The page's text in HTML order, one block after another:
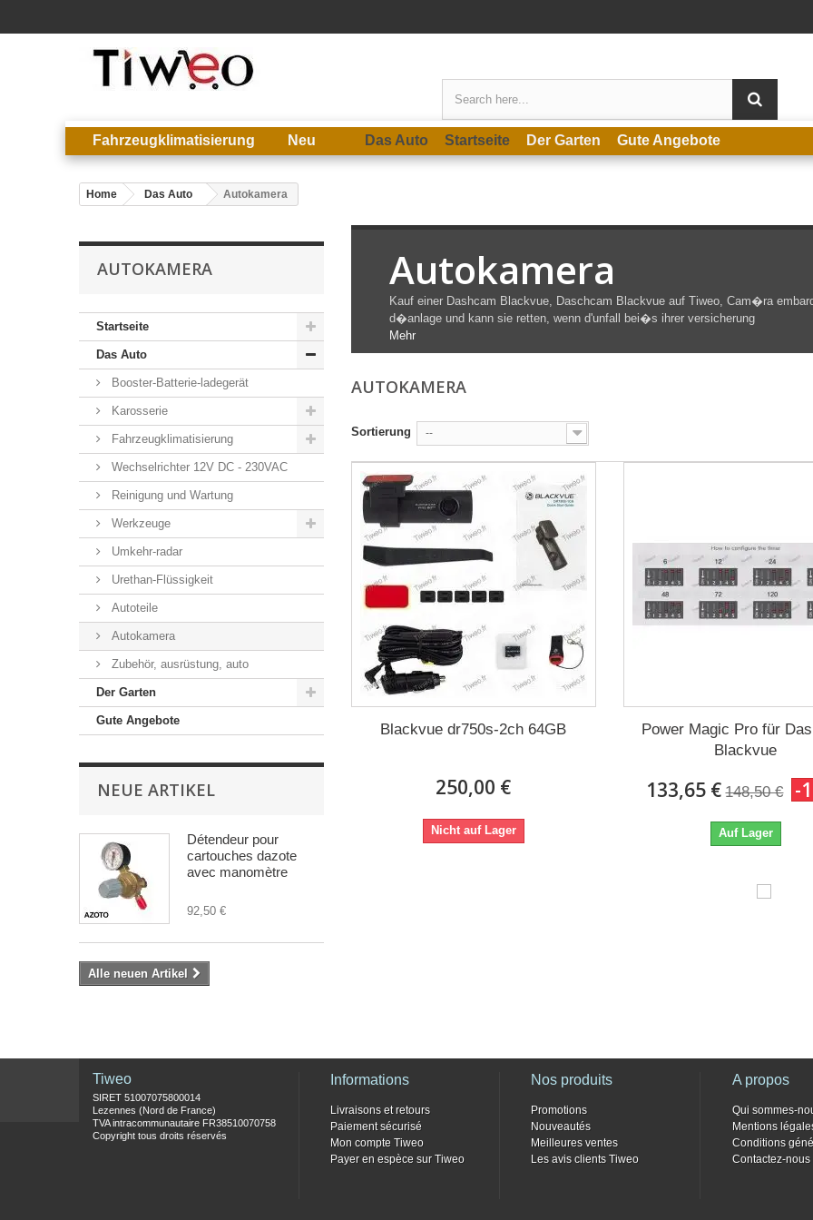
Fahrzeugklimatisierung Neu Das Auto Startseite Der Garten Gute Angebote
Home Das Auto Autokamera
AUTOKAMERA
Startseite
Das Auto
Booster-Batterie-ladegerät
Karosserie
Fahrzeugklimatisierung
Wechselrichter 12V DC - 230VAC
Reinigung und Wartung
Werkzeuge
Umkehr-radar
Urethan-Flüssigkeit
Autoteile
Autokamera
Zubehör, ausrüstung, auto
Der Garten
Gute Angebote
NEUE ARTIKEL
Détendeur pour
cartouches dazote
avec manomètre
92,50 €
Alle neuen Artikel
Autokamera
Kauf einer Dashcam Blackvue, Daschcam Blackvue auf Tiweo, Cam�ra
d�anlage und kann sie retten, wenn d'unfall bei�s ihrer versicherung
Mehr
AUTOKAMERA
Sortierung --
Blackvue dr750s-2ch 64GB
250,00 €
Nicht auf Lager
Power Magic Pro für
Blackvue
133,65 € 148,50 € -
Auf Lager
Tiweo
SIRET 51007075800014
Lezennes (Nord de France)
TVA intracommunautaire FR38510070758
Copyright tous droits réservés
Informations
Livraisons et retours
Paiement sécurisé
Mon compte Tiweo
Payer en espèce sur Tiweo
Nos produits
Promotions
Nouveautés
Meilleures ventes
Les avis clients Tiweo
A propos
Qui sommes-
Mentions
Conditions
Contactez-nous